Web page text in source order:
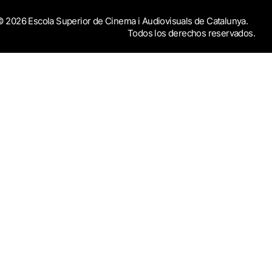
2026 Escola Superior de Cinema i Audiovisuals de Catalunya.
Todos los derechos reservados.